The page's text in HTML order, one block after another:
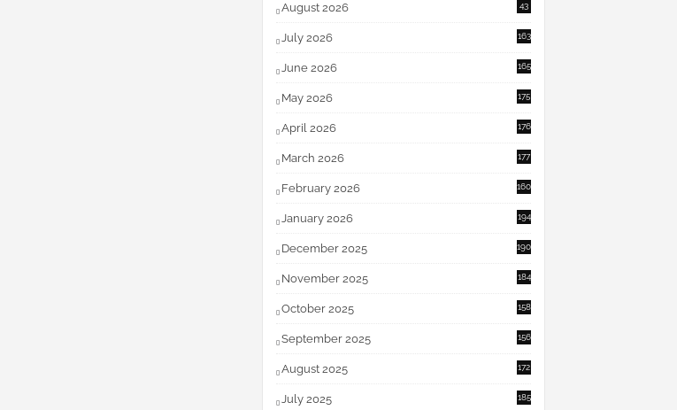
August 2026 43
July 2026 163
June 2026 165
May 2026 175
April 2026 176
March 2026 177
February 2026 160
January 2026 194
December 2025 190
November 2025 184
October 2025 158
September 2025 156
August 2025 172
July 2025 185